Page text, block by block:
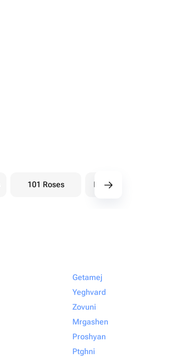
101 Roses Bouquets berry
Getamej
Yeghvard
Zovuni
Mrgashen
Proshyan
Ptghni